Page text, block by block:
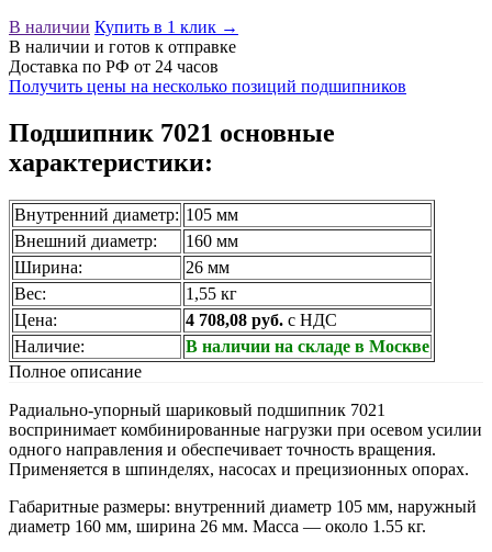
В наличии Купить в 1 клик →
В наличии и готов к отправке
Доставка по РФ от 24 часов
Получить цены на несколько позиций подшипников
Подшипник 7021 основные
характеристики:
Внутренний диаметр: 105 мм
Внешний диаметр:
160 мм
Ширина:
26 мм
Вес:
1,55 кг
Цена:
4 708,08 руб. с НДС
Наличие:
В наличии на складе в Москве
Полное описание
Радиально-упорный шариковый подшипник 7021
воспринимает комбинированные нагрузки при осевом усилии
одного направления и обеспечивает точность вращения.
Применяется в шпинделях, насосах и прецизионных опорах.
Габаритные размеры: внутренний диаметр 105 мм, наружный
диаметр 160 мм, ширина 26 мм. Масса — около 1.55 кг.